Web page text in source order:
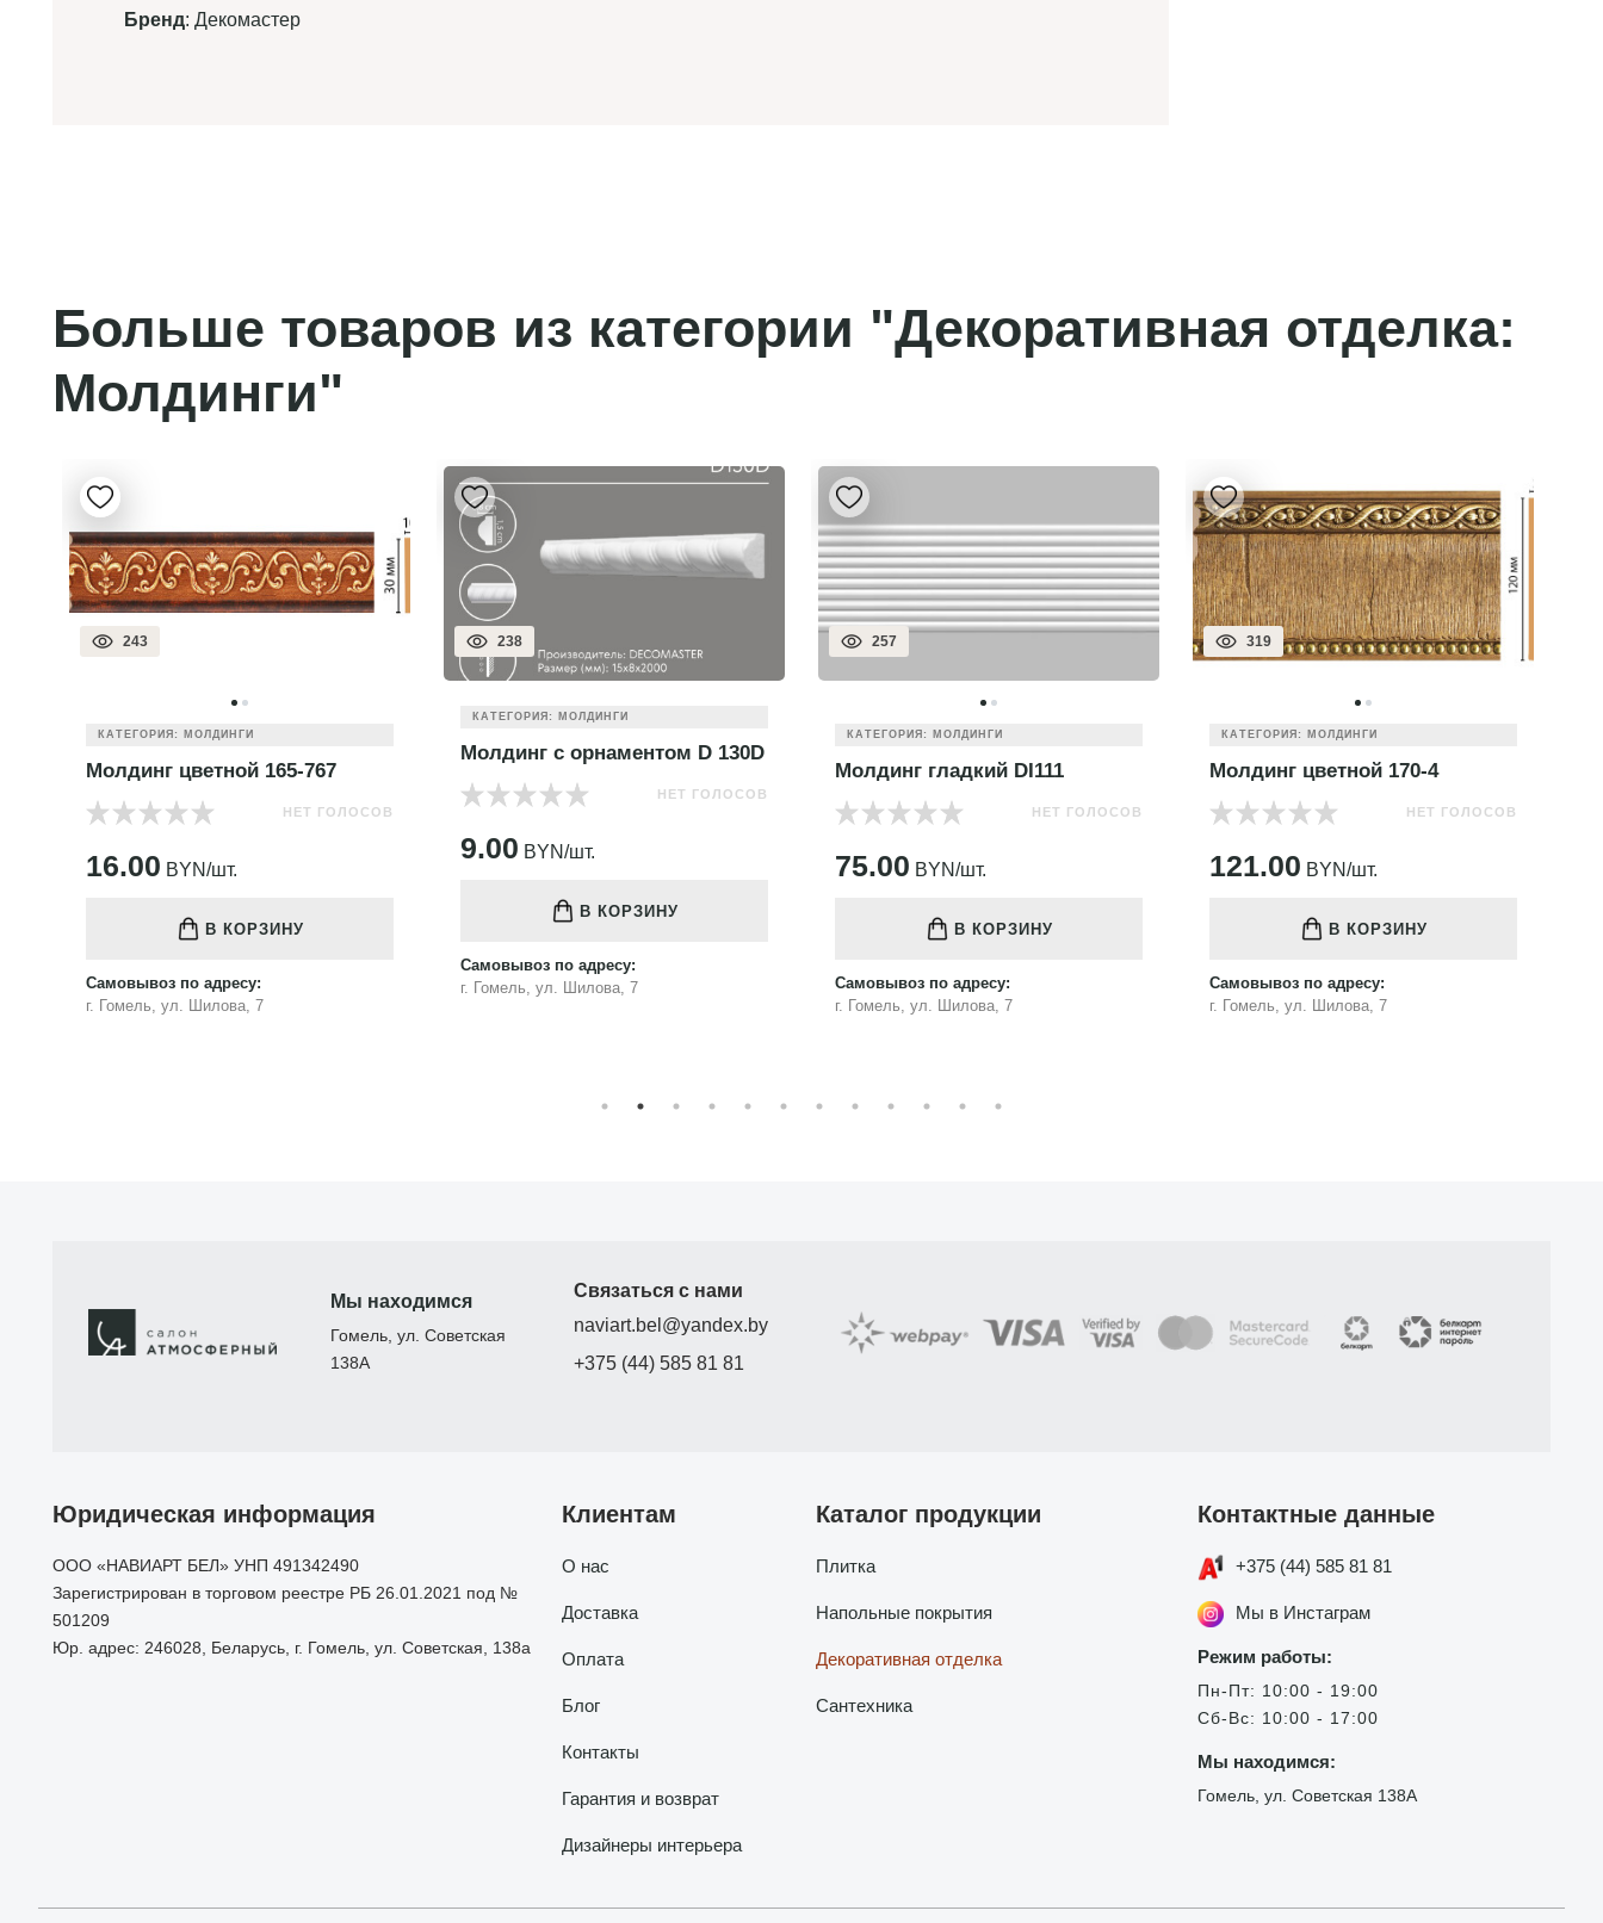
Бренд: Декомастер
Больше товаров из категории "Декоративная отделка:
Молдинги"
243
КАТЕГОРИЯ: МОЛДИНГИ
Молдинг цветной 165-767
НЕТ ГОЛОСОВ
16.00 BYN/шт.
В КОРЗИНУ
Самовывоз по адресу:
г. Гомель, ул. Шилова, 7
238
КАТЕГОРИЯ: МОЛДИНГИ
Молдинг с орнаментом D 130D
НЕТ ГОЛОСОВ
9.00 BYN/шт.
В КОРЗИНУ
Самовывоз по адресу:
г. Гомель, ул. Шилова, 7
257
КАТЕГОРИЯ: МОЛДИНГИ
Молдинг гладкий DI111
НЕТ ГОЛОСОВ
75.00 BYN/шт.
В КОРЗИНУ
Самовывоз по адресу:
г. Гомель, ул. Шилова, 7
319
КАТЕГОРИЯ: МОЛДИНГИ
Молдинг цветной 170-4
НЕТ ГОЛОСОВ
121.00 BYN/шт.
В КОРЗИНУ
Самовывоз по адресу:
г. Гомель, ул. Шилова, 7
Мы находимся
Гомель, ул. Советская
138А
Связаться с нами
naviart.bel@yandex.by
+375 (44) 585 81 81
Юридическая информация
ООО «НАВИАРТ БЕЛ» УНП 491342490
Зарегистрирован в торговом реестре РБ 26.01.2021 под №
501209
Юр. адрес: 246028, Беларусь, г. Гомель, ул. Советская, 138а
Клиентам
О нас
Доставка
Оплата
Блог
Контакты
Гарантия и возврат
Дизайнеры интерьера
Каталог продукции
Плитка
Напольные покрытия
Декоративная отделка
Сантехника
Контактные данные
+375 (44) 585 81 81
Мы в Инстаграм
Режим работы:
Пн-Пт: 10:00 - 19:00
Сб-Вс: 10:00 - 17:00
Мы находимся:
Гомель, ул. Советская 138А